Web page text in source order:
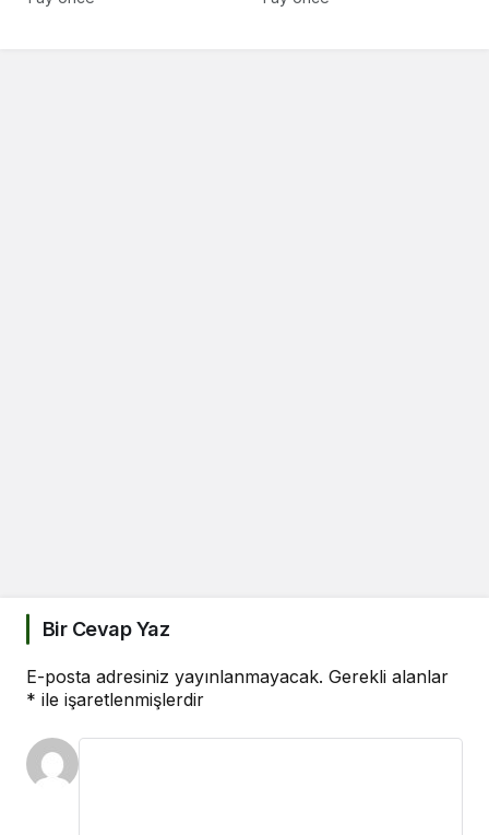
Bir Cevap Yaz
E-posta adresiniz yayınlanmayacak. Gerekli alanlar
* ile işaretlenmişlerdir